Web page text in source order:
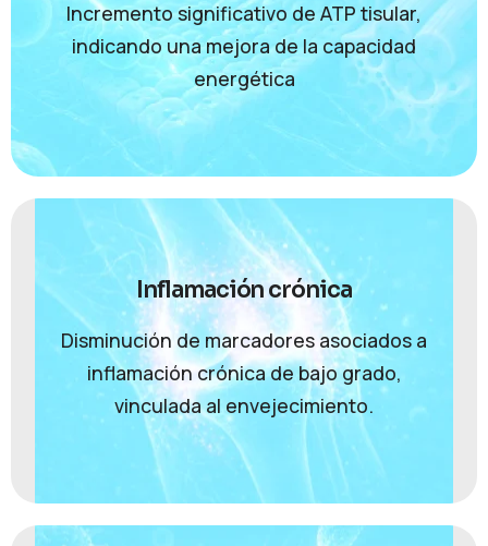
Incremento significativo de ATP tisular,
indicando una mejora de la capacidad
energética
Inflamación crónica
Disminución de marcadores asociados a
inflamación crónica de bajo grado,
vinculada al envejecimiento.